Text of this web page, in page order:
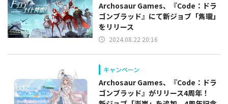
Archosaur Games、『Code：ドラ
ゴンブラッド』にて新ジョブ「雋瓏」
をリリース
2024.08.22 20:16
キャンペーン
Archosaur Games、『Code：ドラ
ゴンブラッド』がリリース4周年！